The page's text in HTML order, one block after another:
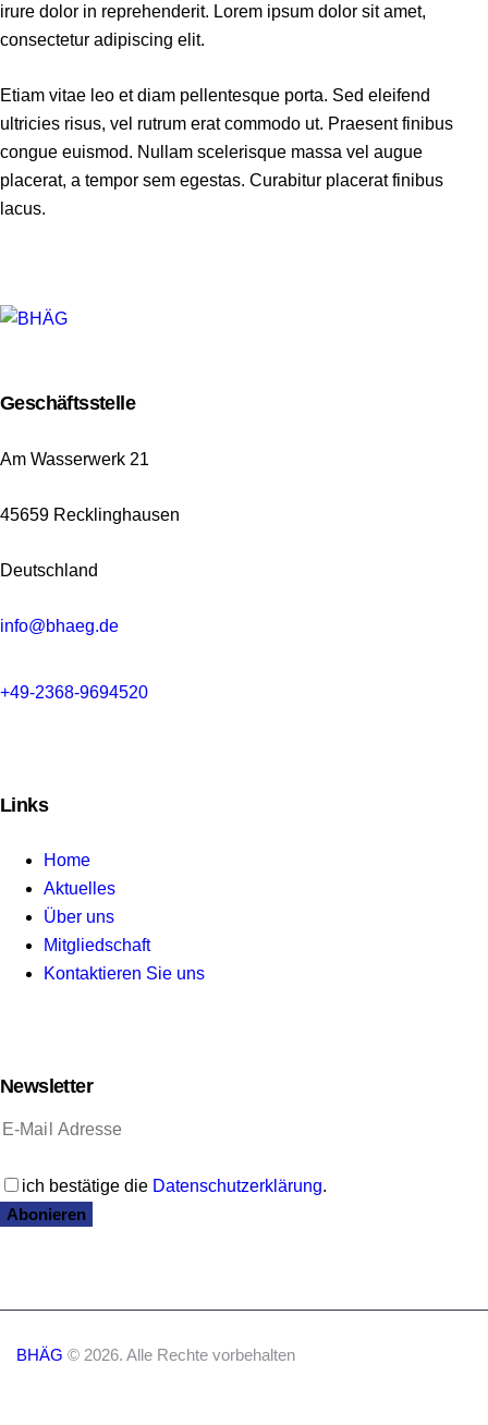
irure dolor in reprehenderit. Lorem ipsum dolor sit amet,
consectetur adipiscing elit.
Etiam vitae leo et diam pellentesque porta. Sed eleifend
ultricies risus, vel rutrum erat commodo ut. Praesent finibus
congue euismod. Nullam scelerisque massa vel augue
placerat, a tempor sem egestas. Curabitur placerat finibus
lacus.
Geschäftsstelle
Am Wasserwerk 21
45659 Recklinghausen
Deutschland
info@bhaeg.de
+49-2368-9694520
Links
Home
Aktuelles
Über uns
Mitgliedschaft
Kontaktieren Sie uns
Newsletter
ich bestätige die Datenschutzerklärung.
Abonieren
BHÄG © 2026. Alle Rechte vorbehalten